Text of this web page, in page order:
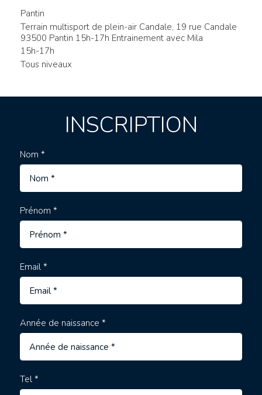
Pantin
Terrain multisport de plein-air Candale, 19 rue Candale
93500 Pantin 15h-17h Entrainement avec Mila
15h-17h
Tous niveaux
INSCRIPTION
Nom *
Prénom *
Email *
Année de naissance *
Tel *